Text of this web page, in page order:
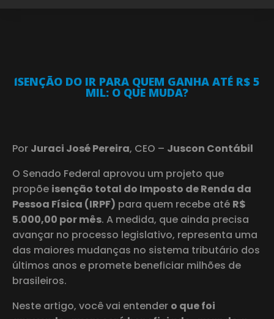
ISENÇÃO DO IR PARA QUEM GANHA ATÉ R$ 5
MIL: O QUE MUDA?
Por Juraci José Pereira, CEO – Juscon Contábil
O Senado Federal aprovou um projeto que
propõe isenção total do Imposto de Renda da
Pessoa Física (IRPF) para quem recebe até R$
5.000,00 por mês. A medida, que ainda precisa
avançar no processo legislativo, representa uma
das maiores mudanças no sistema tributário dos
últimos anos e promete beneficiar milhões de
brasileiros.
Neste artigo, você vai entender o que foi